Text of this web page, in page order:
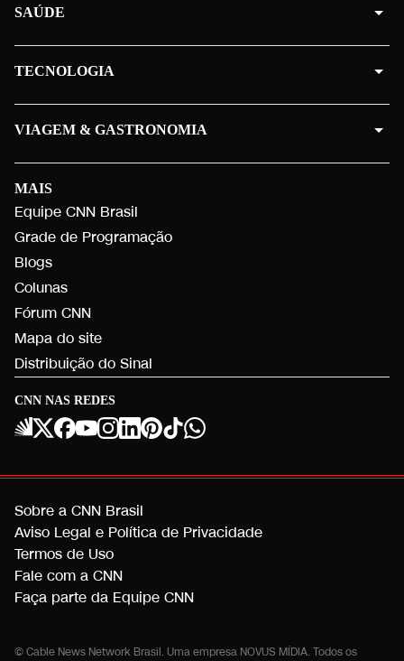
CNN NAS REDES
MAIS
Equipe CNN Brasil
Grade de Programação
Blogs
Colunas
Fórum CNN
Mapa do site
Distribuição do Sinal
SAÚDE
TECNOLOGIA
VIAGEM & GASTRONOMIA
Sobre a CNN Brasil
Aviso Legal e Política de Privacidade
Termos de Uso
Fale com a CNN
Faça parte da Equipe CNN
© Cable News Network Brasil. Uma empresa NOVUS MÍDIA. Todos os